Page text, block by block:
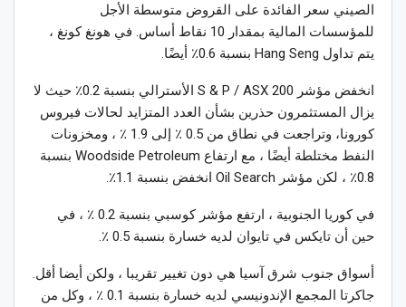
الصيني سعر الفائدة على القروض متوسطة الأجل
للمؤسسات المالية بمقدار 10 نقاط أساس. في هونغ كونغ ،
يتم تداول Hang Seng بنسبة 0.6٪ أيضًا.
انخفض مؤشر S & P / ASX 200 الأسترالي بنسبة 0.2٪ حيث لا
يزال المستثمرون حذرين بشأن العدد المتزايد لحالات فيروس
كورونا، وتراجعت في نطاق من 0.5 ٪ إلى 1.9 ٪ ، ومخزونات
النفط مختلطة أيضًا ، مع ارتفاع Woodside Petroleum بنسبة
0.8٪ ، لكن مؤشر Oil Search انخفض بنسبة 1.1٪.
في كوريا الجنوبية ، ارتفع مؤشر كوسبي بنسبة 0.2 ٪ ، في
حين أن تايكس في تايوان لديه خسارة بنسبة 0.5 ٪.
أسواق جنوب شرق آسيا هي دون تغيير تقريبا ، ولكن أيضا أقل.
جاكرتا المجمع الإندونيسي لديه خسارة بنسبة 0.1 ٪ ، وكل من